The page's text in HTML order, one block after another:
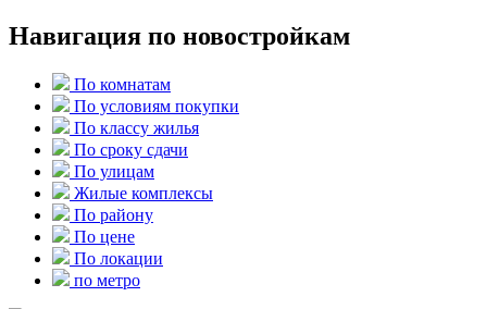
Навигация по новостройкам
По комнатам
По условиям покупки
По классу жилья
По сроку сдачи
По улицам
Жилые комплексы
По району
По цене
По локации
по метро